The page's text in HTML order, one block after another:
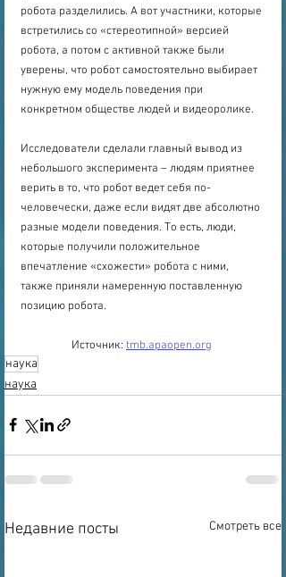
робота разделились. А вот участники, которые
встретились со «стереотипной» версией
робота, а потом с активной также были
уверены, что робот самостоятельно выбирает
нужную ему модель поведения при
конкретном обществе людей и видеоролике.
Исследователи сделали главный вывод из
небольшого эксперимента – людям приятнее
верить в то, что робот ведет себя по-
человечески, даже если видят две абсолютно
разные модели поведения. То есть, люди,
которые получили положительное
впечатление «схожести» робота с ними,
также приняли намеренную поставленную
позицию робота.
Источник: tmb.apaopen.org
наука
наука
Недавние посты Смотреть все